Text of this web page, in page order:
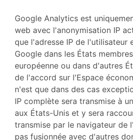
Google Analytics est
web avec l'anonymisation IP
que l'adresse IP de l'utilisateur
Google dans les États
européenne ou dans d'autres
de l'accord sur l'Espace
n'est que dans des cas
IP complète sera transmise à
aux États-Unis et y sera
transmise par le navigateur de
pas fusionnée avec d'autres